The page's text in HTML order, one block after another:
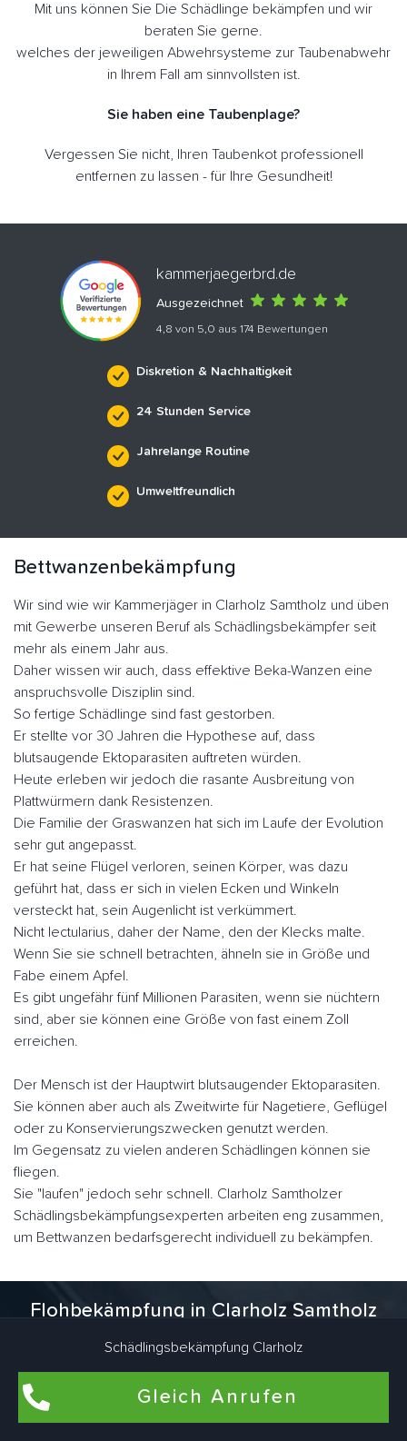
Mit uns können Sie Die Schädlinge bekämpfen und wir
beraten Sie gerne.
welches der jeweiligen Abwehrsysteme zur Taubenabwehr
in Ihrem Fall am sinnvollsten ist.
Sie haben eine Taubenplage?
Vergessen Sie nicht, Ihren Taubenkot professionell
entfernen zu lassen - für Ihre Gesundheit!
kammerjaegerbrd.de
Ausgezeichnet
4,8 von 5,0 aus 174 Bewertungen
Diskretion & Nachhaltigkeit
24 Stunden Service
Jahrelange Routine
Umweltfreundlich
Bettwanzenbekämpfung
Wir sind wie wir Kammerjäger in Clarholz Samtholz und üben
mit Gewerbe unseren Beruf als Schädlingsbekämpfer seit
mehr als einem Jahr aus.
Daher wissen wir auch, dass effektive Beka-Wanzen eine
anspruchsvolle Disziplin sind.
So fertige Schädlinge sind fast gestorben.
Er stellte vor 30 Jahren die Hypothese auf, dass
blutsaugende Ektoparasiten auftreten würden.
Heute erleben wir jedoch die rasante Ausbreitung von
Plattwürmern dank Resistenzen.
Die Familie der Graswanzen hat sich im Laufe der Evolution
sehr gut angepasst.
Er hat seine Flügel verloren, seinen Körper, was dazu
geführt hat, dass er sich in vielen Ecken und Winkeln
versteckt hat, sein Augenlicht ist verkümmert.
Nicht lectularius, daher der Name, den der Klecks malte.
Wenn Sie sie schnell betrachten, ähneln sie in Größe und
Fabe einem Apfel.
Es gibt ungefähr fünf Millionen Parasiten, wenn sie nüchtern
sind, aber sie können eine Größe von fast einem Zoll
erreichen.
Der Mensch ist der Hauptwirt blutsaugender Ektoparasiten.
Sie können aber auch als Zweitwirte für Nagetiere, Geflügel
oder zu Konservierungszwecken genutzt werden.
Im Gegensatz zu vielen anderen Schädlingen können sie
fliegen.
Sie "laufen" jedoch sehr schnell. Clarholz Samtholzer
Schädlingsbekämpfungsexperten arbeiten eng zusammen,
um Bettwanzen bedarfsgerecht individuell zu bekämpfen.
Flohbekämpfung in Clarholz Samtholz
Flöhe kommen am häufigsten in Wohnungen und Häusern
vor, in denen Haustiere wie Hunde und Katzen leben. Auch
in Wohnräumen, die schon lange nicht mehr von Haustieren
bewohnt wurden, können Flöhe brüten. Dafür sind Katze und
Schädlingsbekämpfung Clarholz
Gleich Anrufen